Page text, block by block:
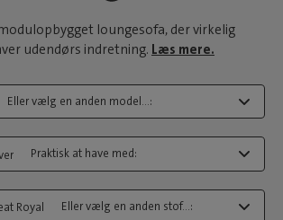
loungesofa, der virkelig
udendørs indretning. Læs mere.
Eller vælg en anden model...:
Praktisk at have med:
Eller vælg en anden stof...: